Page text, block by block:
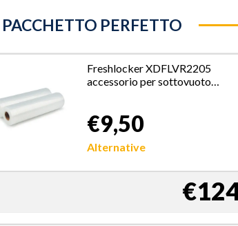
PACCHETTO PERFETTO
Freshlocker XDFLVR2205
accessorio per sottovuoto
€9,50
Alternative